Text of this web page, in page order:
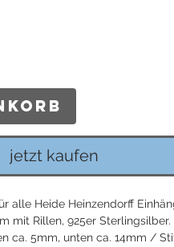
jetzt kaufen
alle Heide Heinzendorff
mit Rillen, 925er Sterlingsilber.
ca. 5mm, unten ca. 14mm /